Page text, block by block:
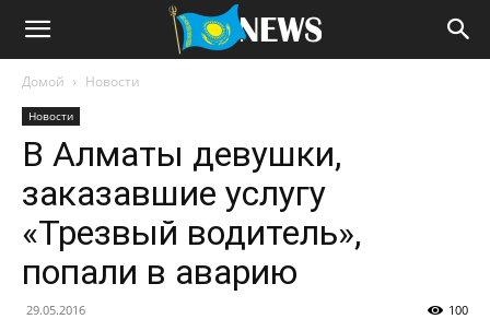
Домой Новости
Новости
В Алматы девушки,
заказавшие услугу
«Трезвый водитель»,
попали в аварию
29.05.2016 100